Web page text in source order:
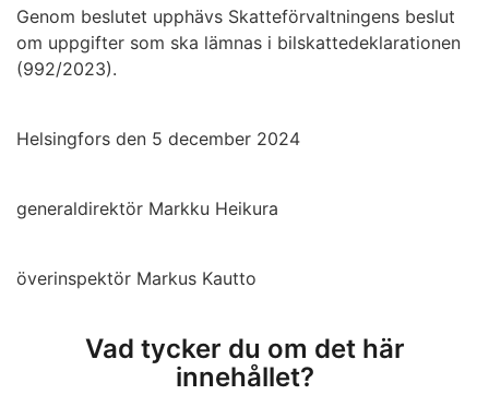
Genom beslutet upphävs Skatteförvaltningens beslut
om uppgifter som ska lämnas i bilskattedeklarationen
(992/2023).
Helsingfors den 5 december 2024
generaldirektör Markku Heikura
överinspektör Markus Kautto
Vad tycker du om det här
innehållet?